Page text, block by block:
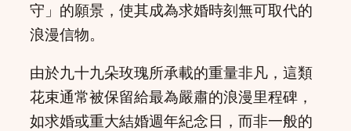
守」的願景，使其成為求婚時刻無可取代的
浪漫信物。
由於九十九朵玫瑰所承載的重量非凡，這類
花束通常被保留給最為嚴肅的浪漫里程碑，
如求婚或重大結婚週年紀念日，而非一般的